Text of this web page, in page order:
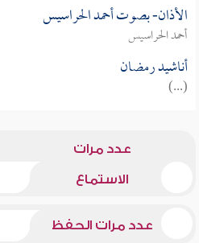
الأذان- بصوت أحمد الحراسيس
أحمد الحراسيس
أناشيد رمضان
(...)
عدد مرات
الاستماع
عدد مرات الحفظ